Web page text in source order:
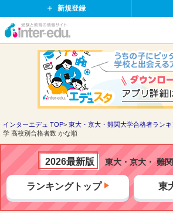
新規登録
イ
ド
ッ
ト
インターエデュ TOP 東大・京大・難関大学合格者ランキ
学 高校別合格者数 かな順
2026最新版 東大・京大・ 難
ランキングトップ 東